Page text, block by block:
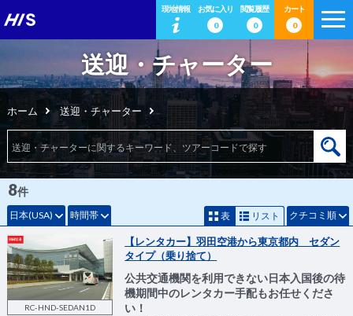
現地情報
お気に入り
0
閲覧履歴
0
カート
0
送迎・チャーター
ホーム 送迎・チャーター
日本(USA) 時間帯
8件
表 リスト クチコミ順
RC-HND-SEDAN1D
【レンタカー】羽田空港から東京都内 セダン
タイプ（乗り捨て）
公共交通機関を利用できない日本入国後の待
機期間中のレンタカー手配もお任せくださ
い！